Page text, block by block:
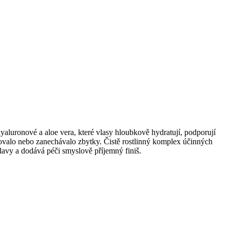
a aloe vera, které vlasy hloubkově hydratují, podporují
nebo zanechávalo zbytky. Čistě rostlinný komplex účinných
a dodává péči smyslově příjemný finiš.